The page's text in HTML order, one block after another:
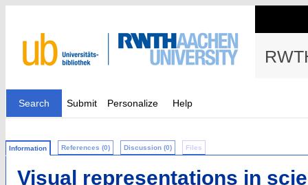
Search Submit Personalize Help
Information References (0) Discussion (0) Files
Visual representations in